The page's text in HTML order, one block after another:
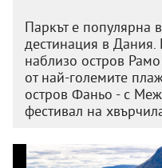
Паркът е популярна
дестинация в
наблизо остров
от най-големите
остров Фаньо - с
фестивал на